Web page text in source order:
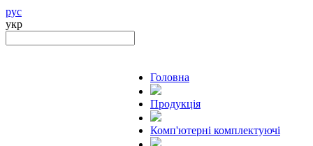
рус
укр
Головна
Продукцiя
Комп'ютерні комплектуючі